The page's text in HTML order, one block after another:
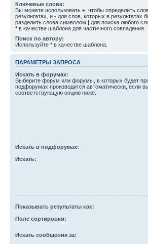
Ключевые слова:
Вы можете использовать + , чтобы определить
результатах, и - для слов, которых в результатах
разделить слова символом | для поиска любого
* в качестве шаблона для частичного совпадения.
Поиск по автору:
Используйте * в качестве шаблона.
ПАРАМЕТРЫ ЗАПРОСА
Искать в форумах:
Выберите форум или форумы, в которых будет
подфорумах производится автоматически, если
соответствующую опцию ниже.
Искать в подфорумах:
Искать:
Показывать результаты как:
Поле сортировки:
Искать сообщения за: